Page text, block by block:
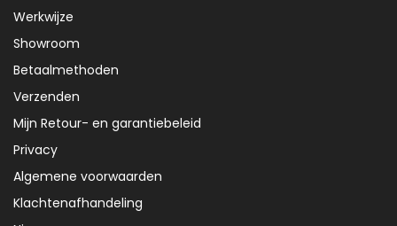
Werkwijze
Showroom
Betaalmethoden
Verzenden
Mijn Retour- en garantiebeleid
Privacy
Algemene voorwaarden
Klachtenafhandeling